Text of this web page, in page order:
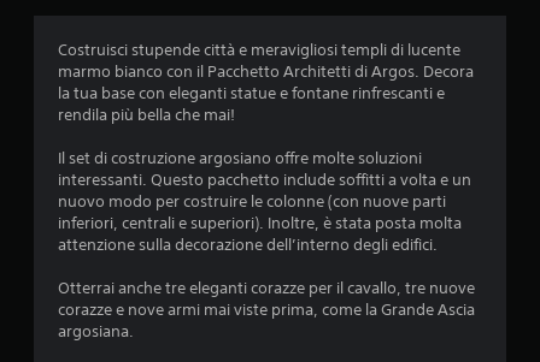
z
i
o
i
Costruisci stupende città e meravigliosi templi di lucente
marmo bianco con il Pacchetto Architetti di Argos. Decora
la tua base con eleganti statue e fontane rinfrescanti e
rendila più bella che mai!
Il set di costruzione argosiano offre molte soluzioni
interessanti. Questo pacchetto include soffitti a volta e un
nuovo modo per costruire le colonne (con nuove parti
inferiori, centrali e superiori). Inoltre, è stata posta molta
attenzione sulla decorazione dell’interno degli edifici.
Otterrai anche tre eleganti corazze per il cavallo, tre nuove
corazze e nove armi mai viste prima, come la Grande Ascia
argosiana.